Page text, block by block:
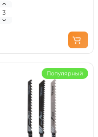
Популярный